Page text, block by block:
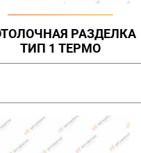
РАЗДЕЛКА
ТИП 1 ТЕРМО